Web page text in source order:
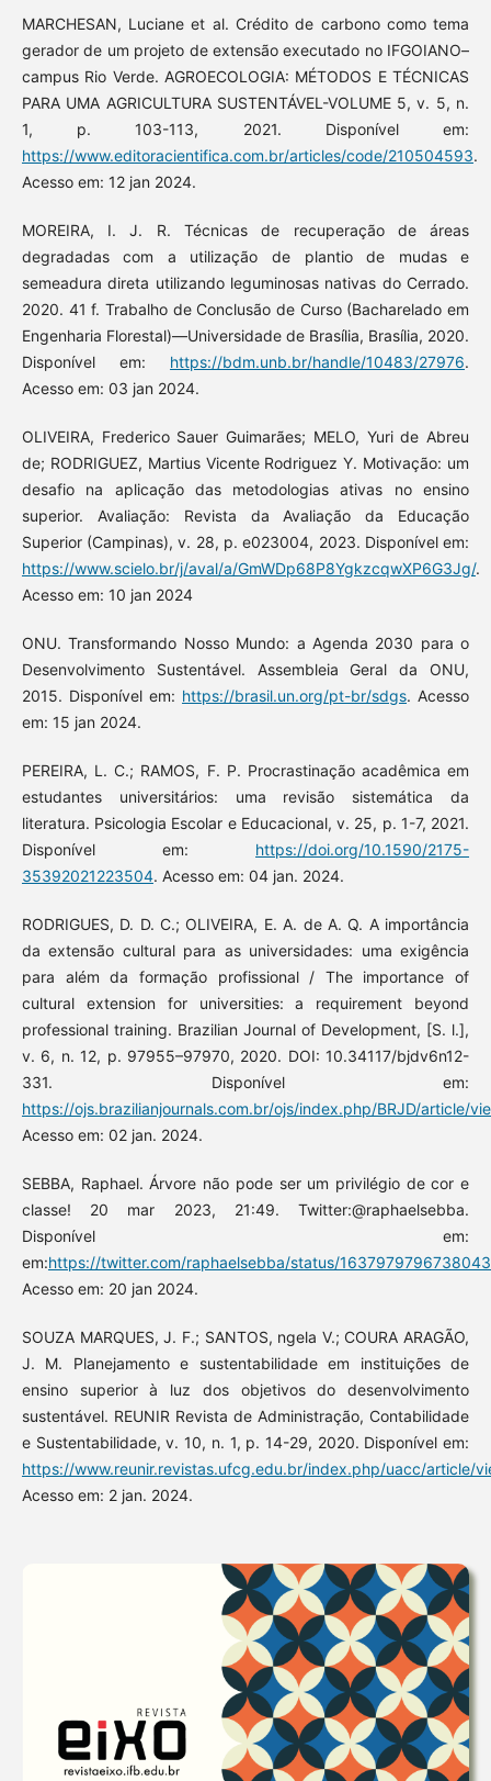
MARCHESAN, Luciane et al. Crédito de carbono como tema
gerador de um projeto de extensão executado no IFGOIANO–
campus Rio Verde. AGROECOLOGIA: MÉTODOS E TÉCNICAS
PARA UMA AGRICULTURA SUSTENTÁVEL-VOLUME 5, v. 5, n.
1, p. 103-113, 2021. Disponível em:
https://www.editoracientifica.com.br/articles/code/210504593.
Acesso em: 12 jan 2024.
MOREIRA, I. J. R. Técnicas de recuperação de áreas
degradadas com a utilização de plantio de mudas e
semeadura direta utilizando leguminosas nativas do Cerrado.
2020. 41 f. Trabalho de Conclusão de Curso (Bacharelado em
Engenharia Florestal)—Universidade de Brasília, Brasília, 2020.
Disponível em: https://bdm.unb.br/handle/10483/27976.
Acesso em: 03 jan 2024.
OLIVEIRA, Frederico Sauer Guimarães; MELO, Yuri de Abreu
de; RODRIGUEZ, Martius Vicente Rodriguez Y. Motivação: um
desafio na aplicação das metodologias ativas no ensino
superior. Avaliação: Revista da Avaliação da Educação
Superior (Campinas), v. 28, p. e023004, 2023. Disponível em:
https://www.scielo.br/j/aval/a/GmWDp68P8YgkzcqwXP6G3Jg/.
Acesso em: 10 jan 2024
ONU. Transformando Nosso Mundo: a Agenda 2030 para o
Desenvolvimento Sustentável. Assembleia Geral da ONU,
2015. Disponível em: https://brasil.un.org/pt-br/sdgs. Acesso
em: 15 jan 2024.
PEREIRA, L. C.; RAMOS, F. P. Procrastinação acadêmica em
estudantes universitários: uma revisão sistemática da
literatura. Psicologia Escolar e Educacional, v. 25, p. 1-7, 2021.
Disponível em: https://doi.org/10.1590/2175-
35392021223504. Acesso em: 04 jan. 2024.
RODRIGUES, D. D. C.; OLIVEIRA, E. A. de A. Q. A importância
da extensão cultural para as universidades: uma exigência
para além da formação profissional / The importance of
cultural extension for universities: a requirement beyond
professional training. Brazilian Journal of Development, [S. l.],
v. 6, n. 12, p. 97955–97970, 2020. DOI: 10.34117/bjdv6n12-
331. Disponível em:
https://ojs.brazilianjournals.com.br/ojs/index.php/BRJD/article/
Acesso em: 02 jan. 2024.
SEBBA, Raphael. Árvore não pode ser um privilégio de cor e
classe! 20 mar 2023, 21:49. Twitter:@raphaelsebba.
Disponível em:
em:https://twitter.com/raphaelsebba/status/
Acesso em: 20 jan 2024.
SOUZA MARQUES, J. F.; SANTOS, ngela V.; COURA ARAGÃO,
J. M. Planejamento e sustentabilidade em instituições de
ensino superior à luz dos objetivos do desenvolvimento
sustentável. REUNIR Revista de Administração, Contabilidade
e Sustentabilidade, v. 10, n. 1, p. 14-29, 2020. Disponível em:
https://www.reunir.revistas.ufcg.edu.br/index.php/uacc/article/
Acesso em: 2 jan. 2024.